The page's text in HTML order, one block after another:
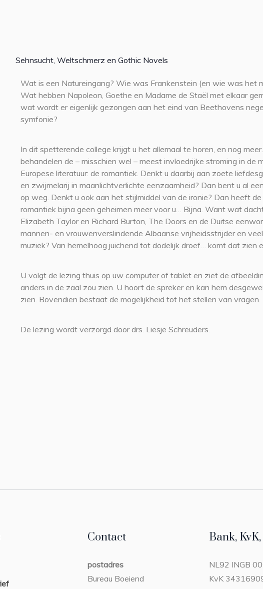
Sehnsucht, Weltschmerz en Gothic Novels
Wat is een Natureingang? Wie was Frankenstein (en wie was het
Wat hebben Napoleon, Goethe en Madame de Staël met elkaar
wat wordt er eigenlijk gezongen aan het eind van Beethovens
symfonie?
In dit spetterende college krijgt u het allemaal te horen, en nog
behandelen de – misschien wel – meest invloedrijke stroming in de
Europese literatuur: de romantiek. Denkt u daarbij aan zoete
en zwijmelarij in maanlichtverlichte eenzaamheid? Dan bent u al
op weg. Denkt u ook aan het stijlmiddel van de ironie? Dan heeft de
romantiek bijna geen geheimen meer voor u… Bijna. Want wat
Elizabeth Taylor en Richard Burton, The Doors en de Duitse
mannen- en vrouwenverslindende Albaanse vrijheidsstrijder en
muziek? Van hemelhoog juichend tot dodelijk droef… komt dat zien
U volgt de lezing thuis op uw computer of tablet en ziet de
anders in de zaal zou zien. U hoort de spreker en kan hem
zien. Bovendien bestaat de mogelijkheid tot het stellen van vragen.
De lezing wordt verzorgd door drs. Liesje Schreuders.
Contact
postadres
Bureau Boeiend
Bank,
NL92 INGB
KvK